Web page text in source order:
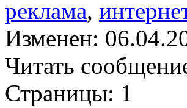
реклама,
Изменен:
Читать
Страницы: 1